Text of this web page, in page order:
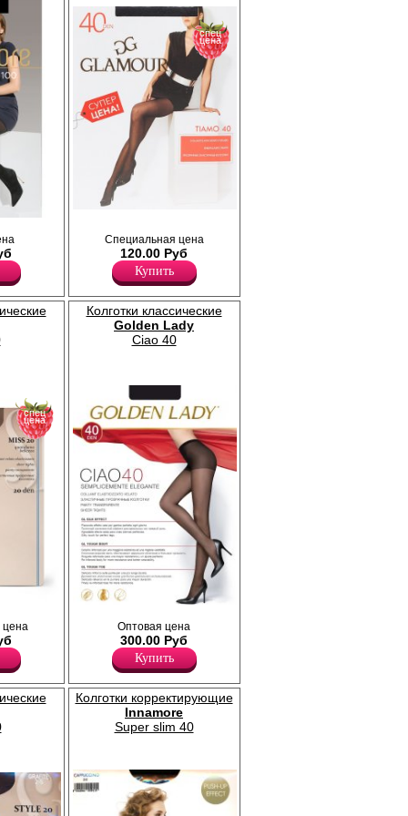
Прозрачные эластичные колготки с
шортиками, комфортным поясом и
прозрачным укрепленным мыском.
Плотность 40ден
Лайкра 12%
Полиамид 88%
спец
цена
Специальная цена
120.00 Руб
Купить
спец
цена
цена
Колготки классические
Golden Lady
Ciao 40
шортиками; уплотненный мысок, без
ластовицы.
Плотность 40ден
Полиамид 88%
Эластан 12%
Оптовая цена
300.00 Руб
Купить
Колготки корректирующие
Innamore
Super slim 40